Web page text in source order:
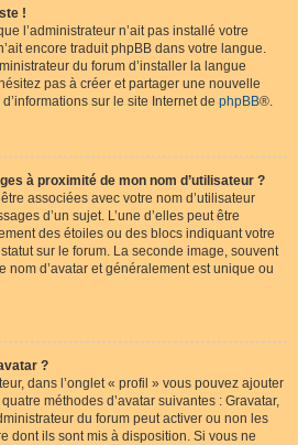
!
l’administrateur n’ait pas installé votre
encore traduit phpBB dans votre langue.
du forum d’installer la langue
pas à créer et partager une nouvelle
sur le site Internet de phpBB®.
à proximité de mon nom d’utilisateur ?
associées avec votre nom d’utilisateur
d’un sujet. L’une d’elles peut être
des étoiles ou des blocs indiquant votre
sur le forum. La seconde image, souvent
nom d’avatar et généralement est unique ou
?
dans l’onglet « profil » vous pouvez ajouter
méthodes d’avatar suivantes : Gravatar,
du forum peut activer ou non les
dont ils sont mis à disposition. Si vous ne